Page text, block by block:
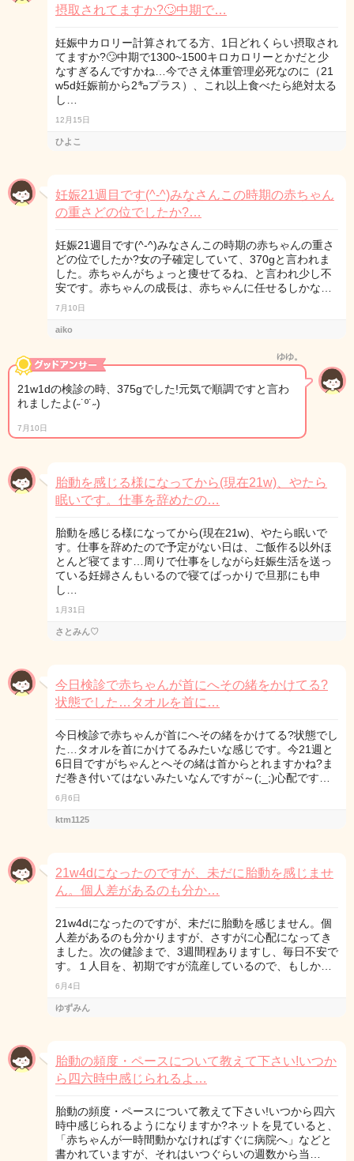
摂取されてますか?🙄中期で…
妊娠中カロリー計算されてる方、1日どれくらい摂取され
てますか?🙄中期で1300~1500キロカロリーとかだと少
なすぎるんですかね…今でさえ体重管理必死なのに（21
w5d妊娠前から2㌔プラス）、これ以上食べたら絶対太る
し…
12月15日
ひよこ
妊娠21週目です(^-^)みなさんこの時期の赤ちゃん
の重さどの位でしたか?…
妊娠21週目です(^-^)みなさんこの時期の赤ちゃんの重さ
どの位でしたか?女の子確定していて、370gと言われま
した。赤ちゃんがちょっと痩せてるね、と言われ少し不
安です。赤ちゃんの成長は、赤ちゃんに任せるしかな…
7月10日
aiko
ゆゆ。
21w1dの検診の時、375gでした!元気で順調ですと言わ
れましたよ(˶˙º˙˶)
7月10日
胎動を感じる様になってから(現在21w)、やたら
眠いです。仕事を辞めたの…
胎動を感じる様になってから(現在21w)、やたら眠いで
す。仕事を辞めたので予定がない日は、ご飯作る以外ほ
とんど寝てます…周りで仕事をしながら妊娠生活を送っ
ている妊婦さんもいるので寝てばっかりで旦那にも申
し…
1月31日
さとみん♡
今日検診で赤ちゃんが首にへその緒をかけてる?
状態でした…タオルを首に…
今日検診で赤ちゃんが首にへその緒をかけてる?状態でし
た…タオルを首にかけてるみたいな感じです。今21週と
6日目ですがちゃんとへその緒は首からとれますかね?ま
だ巻き付いてはないみたいなんですが～(;_;)心配です…
6月6日
ktm1125
21w4dになったのですが、未だに胎動を感じませ
ん。個人差があるのも分か…
21w4dになったのですが、未だに胎動を感じません。個
人差があるのも分かりますが、さすがに心配になってき
ました。次の健診まで、3週間程ありますし、毎日不安で
す。１人目を、初期ですが流産しているので、もしか…
6月4日
ゆずみん
胎動の頻度・ペースについて教えて下さい!いつか
ら四六時中感じられるよ…
胎動の頻度・ペースについて教えて下さい!いつから四六
時中感じられるようになりますか?ネットを見ていると、
「赤ちゃんが一時間動かなければすぐに病院へ」などと
書かれていますが、それはいつぐらいの週数から当…